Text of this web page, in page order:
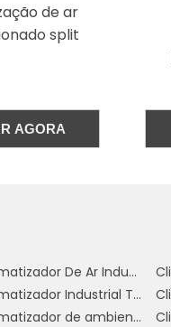
AGORA
Climatizador De Ar Industrial Evaporativo
Climatizador Industrial Teto
Climatizador de ambientes comerciais